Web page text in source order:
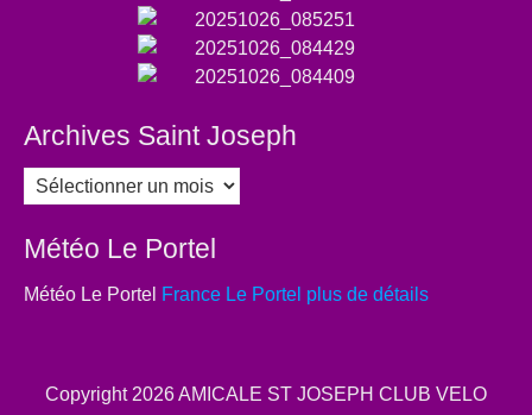
Archives Saint Joseph
Archives
Saint
Joseph
Météo Le Portel
Météo Le Portel France Le Portel plus de détails
Copyright 2026AMICALE ST JOSEPH CLUB VELO